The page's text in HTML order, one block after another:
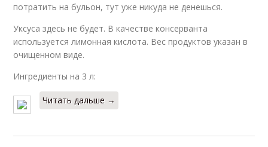
потратить на бульон, тут уже никуда не денешься.
Уксуса здесь не будет. В качестве консерванта
используется лимонная кислота. Вес продуктов указан в
очищенном виде.
Ингредиенты на 3 л:
Читать дальше →